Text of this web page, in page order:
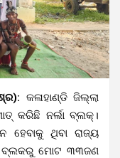
କଳାହାଣ୍ଡି ଜିଲ୍ଲା
କରିଛି ନର୍ଲା ବ୍ଲକ୍।
ହେବାକୁ ଥିବା ରାଜ୍ୟ
ବ୍ଲକରୁ ମୋଟ ୩୩ଜଣ